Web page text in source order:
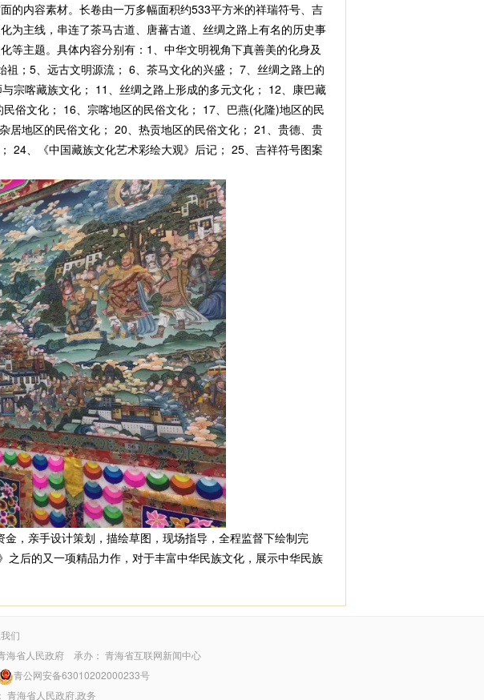
的内容素材。长卷由一万多幅面积约533平方米的祥瑞符号、吉
为主线，串连了茶马古道、唐蕃古道、丝绸之路上有名的历史事
等主题。具体内容分别有：1、中华文明视角下真善美的化身及
；5、远古文明源流； 6、茶马文化的兴盛； 7、丝绸之路上的
宗喀藏族文化； 11、丝绸之路上形成的多元文化； 12、康巴藏
俗文化； 16、宗喀地区的民俗文化； 17、巴燕(化隆)地区的民
居地区的民俗文化； 20、热贡地区的民俗文化； 21、贵德、贵
24、《中国藏族文化艺术彩绘大观》后记； 25、吉祥符号图案
，亲手设计策划，描绘草图，现场指导，全程监督下绘制完
后的又一项精品力作，对于丰富中华民族文化，展示中华民族
们
海省人民政府 承办： 青海省互联网新闻中心
青公网安备63010202000233号
青海省人民政府.政务